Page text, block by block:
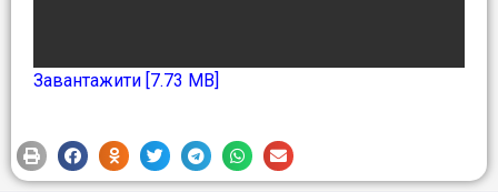
Завантажити [7.73 MB]